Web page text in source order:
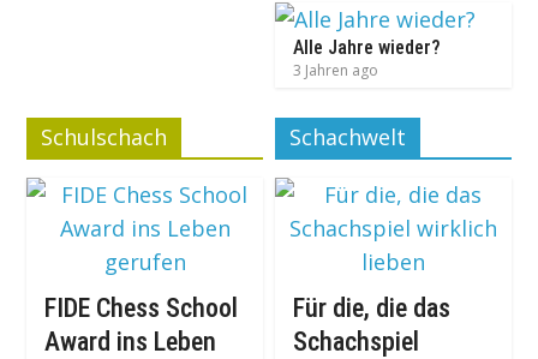
Alle Jahre wieder?
3 Jahren ago
Schulschach
FIDE Chess School
Award ins Leben
Schachwelt
Für die, die das
Schachspiel